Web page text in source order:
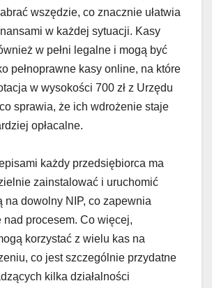
wszędzie, co znacznie ułatwia
w każdej sytuacji. Kasy
w pełni legalne i mogą być
pełnoprawne kasy online, na które
w wysokości 700 zł z Urzędu
sprawia, że ich wdrożenie staje
opłacalne.
każdy przedsiębiorca ma
zainstalować i uruchomić
na dowolny NIP, co zapewnia
nad procesem. Co więcej,
korzystać z wielu kas na
co jest szczególnie przydatne
kilka działalności